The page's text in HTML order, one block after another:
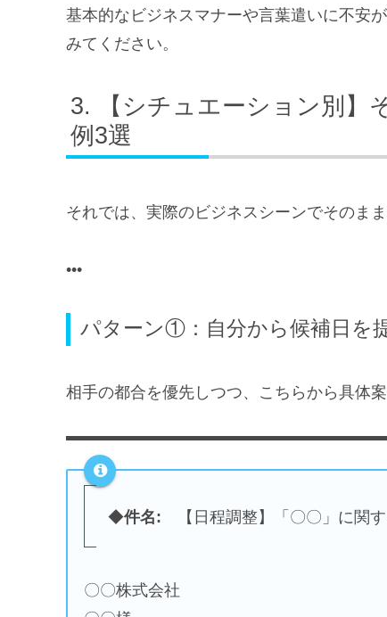
基本的なビジネスマナーや言葉遣いに不安が
みてください。
【シチュエーション別
例3選
それでは、実際のビジネスシーンでそのま
パターン①：自分から候補日を
相手の都合を優先しつつ、こちらから具体
◆件名: 【日程調整】「〇〇」に関
〇〇株式会社